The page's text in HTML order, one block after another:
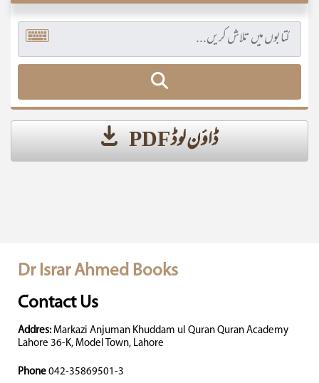
ڈاؤن لوڈ PDF
Dr Israr Ahmed Books
Contact Us
Addres: Markazi Anjuman Khuddam ul Quran Quran Academy
Lahore 36-K, Model Town, Lahore
Phone 042-35869501-3